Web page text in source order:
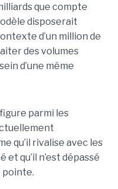
que compte
disposerait
d’un million de
des volumes
d’une même
parmi les
qu’il rivalise avec les
qu’il n’est dépassé
pointe.